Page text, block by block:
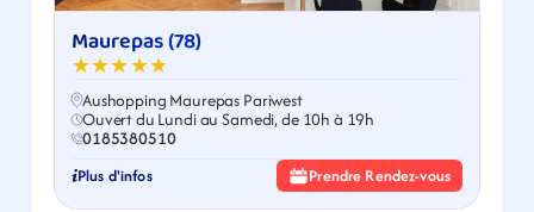
Maurepas (78)
★★★★★
Aushopping Maurepas Pariwest
Ouvert du Lundi au Samedi, de 10h à 19h
0185380510
Plus d'infos Prendre Rendez-vous